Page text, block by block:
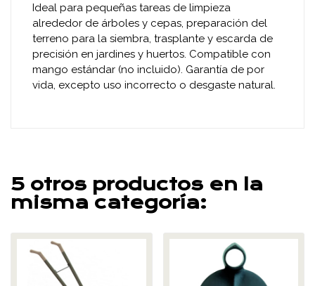
Ideal para pequeñas tareas de limpieza
alrededor de árboles y cepas, preparación del
terreno para la siembra, trasplante y escarda de
precisión en jardines y huertos. Compatible con
mango estándar (no incluido). Garantía de por
vida, excepto uso incorrecto o desgaste natural.
5 otros productos en la
misma categoría: